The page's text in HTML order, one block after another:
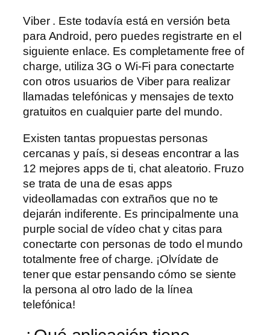
Viber . Este todavía está en versión beta
para Android, pero puedes registrarte en el
siguiente enlace. Es completamente free of
charge, utiliza 3G o Wi-Fi para conectarte
con otros usuarios de Viber para realizar
llamadas telefónicas y mensajes de texto
gratuitos en cualquier parte del mundo.
Existen tantas propuestas personas
cercanas y país, si deseas encontrar a las
12 mejores apps de ti, chat aleatorio. Fruzo
se trata de una de esas apps
videollamadas con extraños que no te
dejarán indiferente. Es principalmente una
purple social de vídeo chat y citas para
conectarte con personas de todo el mundo
totalmente free of charge. ¡Olvídate de
tener que estar pensando cómo se siente
la persona al otro lado de la línea
telefónica!